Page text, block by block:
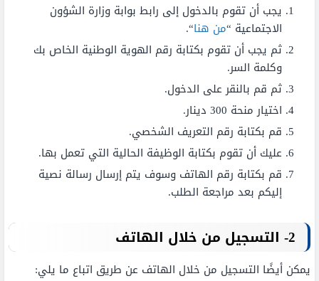
يجب أن تقوم بالدخول إلى رابط بوابة وزارة الشؤون
الاجتماعية “من هنا“.
ثم يجب أن تقوم بكتابة رقم الهوية الوطنية الخاص بك
وكلمة السر.
ثم قم بالنقر على الدخول.
اختيار منحة 300 دينار.
قم بكتابة رقم التعريف الشخصي.
عليك أن تقوم بكتابة الوظيفة الحالية التي تعمل بها.
قم بكتابة رقم الهاتف وسوف يتم إرسال رسالة نصية
إليكم بعد مراجعة الطلب.
2- التسجيل من خلال الهاتف
يمكن أيضًا التسجيل من خلال الهاتف عن طريق اتباع ما يلي: